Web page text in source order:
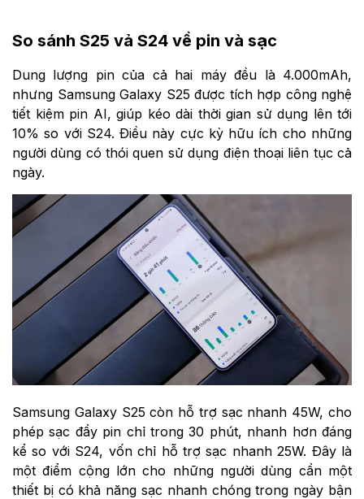
So sánh S25 vả S24 về pin và sạc
Dung lượng pin của cả hai máy đều là 4.000mAh,
nhưng Samsung Galaxy S25 được tích hợp công nghệ
tiết kiệm pin AI, giúp kéo dài thời gian sử dụng lên tới
10% so với S24. Điều này cực kỳ hữu ích cho những
người dùng có thói quen sử dụng điện thoại liên tục cả
ngày.
Samsung Galaxy S25 còn hỗ trợ sạc nhanh 45W, cho
phép sạc đầy pin chỉ trong 30 phút, nhanh hơn đáng
kể so với S24, vốn chỉ hỗ trợ sạc nhanh 25W. Đây là
một điểm cộng lớn cho những người dùng cần một
thiết bị có khả năng sạc nhanh chóng trong ngày bận